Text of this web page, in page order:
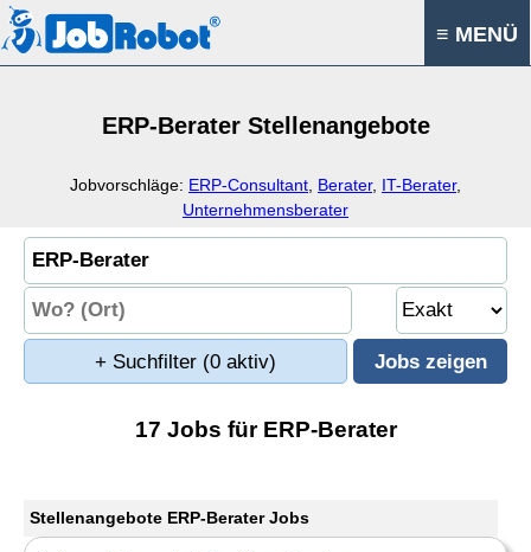
≡ MENÜ
ERP-Berater Stellenangebote
Jobvorschläge: ERP-Consultant Berater, IT-Berater,
Unternehmensberater
+ Suchfilter (0 aktiv)
17 Jobs für ERP-Berater
Stellenangebote ERP-Berater Jobs